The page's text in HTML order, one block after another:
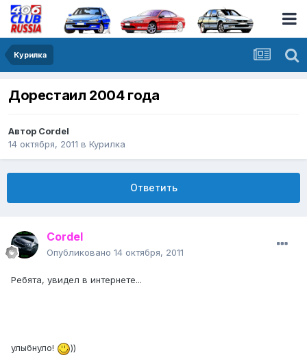
Курилка
Дорестаил 2004 года
Автор Cordel
14 октября, 2011 в Курилка
Ответить
Cordel
Опубликовано 14 октября, 2011
Ребята, увидел в интернете...
улыбнуло! ))